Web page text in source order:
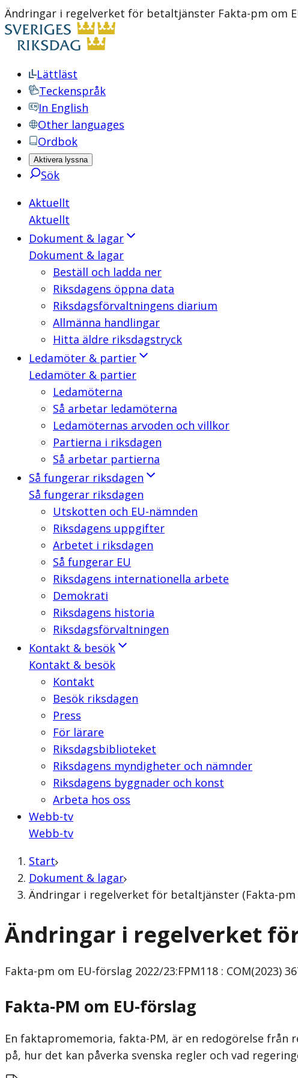
Ändringar i regelverket för betaltjänster Fakta-pm om
Lättläst
Teckenspråk
In English
Other languages
Ordbok
Aktivera lyssna
Sök
Aktuellt
Aktuellt
Dokument & lagar
Dokument & lagar
Beställ och ladda ner
Riksdagens öppna data
Riksdagsförvaltningens diarium
Allmänna handlingar
Hitta äldre riksdagstryck
Ledamöter & partier
Ledamöter & partier
Ledamöterna
Så arbetar ledamöterna
Ledamöternas arvoden och villkor
Partierna i riksdagen
Så arbetar partierna
Så fungerar riksdagen
Så fungerar riksdagen
Utskotten och EU-nämnden
Riksdagens uppgifter
Arbetet i riksdagen
Så fungerar EU
Riksdagens internationella arbete
Demokrati
Riksdagens historia
Riksdagsförvaltningen
Kontakt & besök
Kontakt & besök
Kontakt
Besök riksdagen
Press
För lärare
Riksdagsbiblioteket
Riksdagens myndigheter och nämnder
Riksdagens byggnader och konst
Arbeta hos oss
Webb-tv
Webb-tv
Start
Dokument & lagar
Ändringar i regelverket för betaltjänster (Fakta-pm
Ändringar i regelverket
Fakta-pm om EU-förslag 2022/23:FPM118 : COM(2023)
Fakta-PM om EU-förslag
En faktapromemoria, fakta-PM, är en redogörelse
på, hur det kan påverka svenska regler och vad